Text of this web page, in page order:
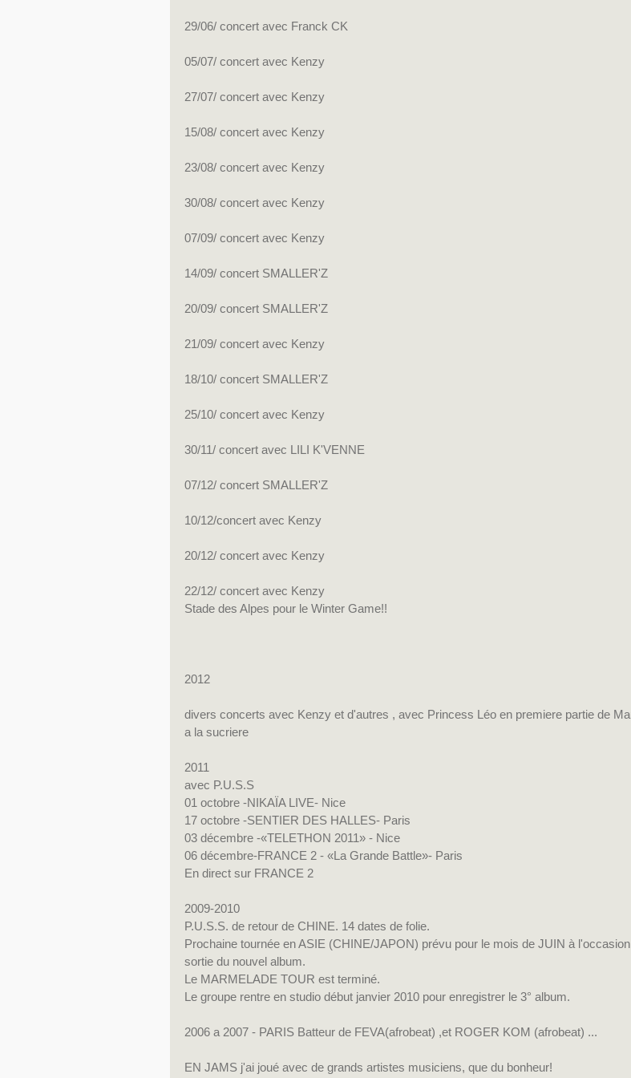
29/06/ concert avec Franck CK
05/07/ concert avec Kenzy
27/07/ concert avec Kenzy
15/08/ concert avec Kenzy
23/08/ concert avec Kenzy
30/08/ concert avec Kenzy
07/09/ concert avec Kenzy
14/09/ concert SMALLER'Z
20/09/ concert SMALLER'Z
21/09/ concert avec Kenzy
18/10/ concert SMALLER'Z
25/10/ concert avec Kenzy
30/11/ concert avec LILI K'VENNE
07/12/ concert SMALLER'Z
10/12/concert avec Kenzy
20/12/ concert avec Kenzy
22/12/ concert avec Kenzy
Stade des Alpes pour le Winter Game!!
2012
divers concerts avec Kenzy et d'autres , avec Princess Léo en premiere partie de
a la sucriere
2011
avec P.U.S.S
01 octobre -NIKAÏA LIVE- Nice
17 octobre -SENTIER DES HALLES- Paris
03 décembre -«TELETHON 2011» - Nice
06 décembre-FRANCE 2 - «La Grande Battle»- Paris
En direct sur FRANCE 2
2009-2010
P.U.S.S. de retour de CHINE. 14 dates de folie.
Prochaine tournée en ASIE (CHINE/JAPON) prévu pour le mois de JUIN à
sortie du nouvel album.
Le MARMELADE TOUR est terminé.
Le groupe rentre en studio début janvier 2010 pour enregistrer le 3° album.
2006 a 2007 - PARIS Batteur de FEVA(afrobeat) ,et ROGER KOM (afrobeat) ...
EN JAMS j'ai joué avec de grands artistes musiciens, que du bonheur!